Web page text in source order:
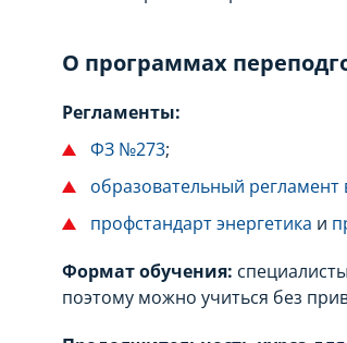
О программах
Регламенты:
ФЗ №273;
образовательный регламент
профстандарт энергетика и
Формат обучения:
поэтому можно учиться без